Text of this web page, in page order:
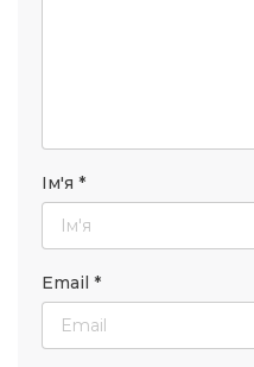
Ім'я *
Email *